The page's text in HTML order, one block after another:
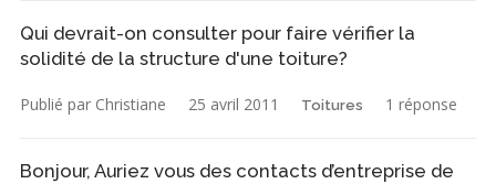
Qui devrait-on consulter pour faire vérifier la
solidité de la structure d'une toiture?
Publié par Christiane 25 avril 2011 Toitures 1 réponse
Bonjour, Auriez vous des contacts d’entreprise de